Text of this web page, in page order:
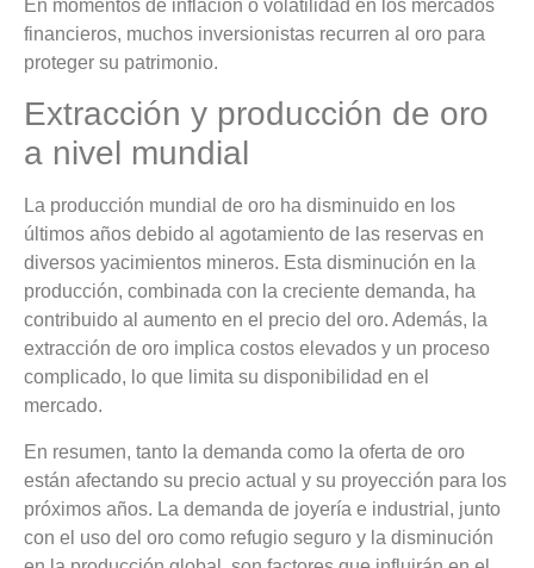
En momentos de inflación o volatilidad en los mercados
financieros, muchos inversionistas recurren al oro para
proteger su patrimonio.
Extracción y producción de oro
a nivel mundial
La producción mundial de oro ha disminuido en los
últimos años debido al agotamiento de las reservas en
diversos yacimientos mineros. Esta disminución en la
producción, combinada con la creciente demanda, ha
contribuido al aumento en el precio del oro. Además, la
extracción de oro implica costos elevados y un proceso
complicado, lo que limita su disponibilidad en el
mercado.
En resumen, tanto la demanda como la oferta de oro
están afectando su precio actual y su proyección para los
próximos años. La demanda de joyería e industrial, junto
con el uso del oro como refugio seguro y la disminución